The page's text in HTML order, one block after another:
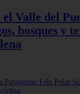
el Valle del
bosques y